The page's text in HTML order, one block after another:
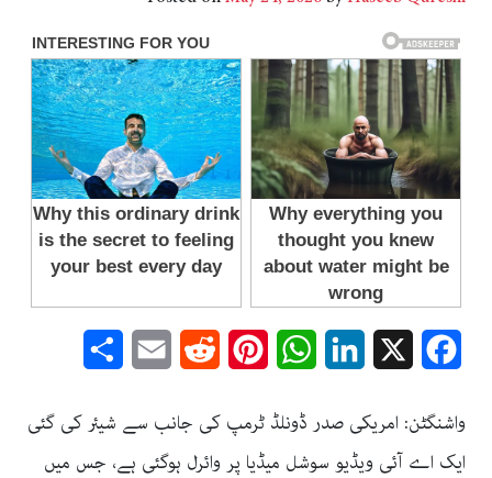
Facebook
LinkedIn
WhatsApp
Pinterest
Reddit
Email
واشنگٹن: امریکی صدر ڈونلڈ ٹرمپ کی جانب سے شیئر کی گئی
ایک اے آئی ویڈیو سوشل میڈیا پر وائرل ہوگئی ہے، جس میں